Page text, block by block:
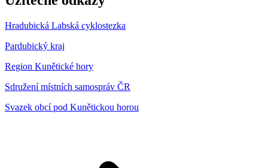
Hradubická Labská cyklostezka
Pardubický kraj
Region Kunětické hory
Sdružení místních samospráv ČR
Svazek obcí pod Kunětickou horou